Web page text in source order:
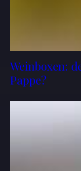
Weinboxen:
Pappe?